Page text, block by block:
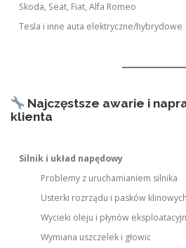
Skoda, Seat, Fiat, Alfa Romeo
Tesla i inne auta elektryczne/hybrydowe
Najczęstsze awarie i
klienta
Silnik i układ napędowy
Problemy z uruchamianiem silnika
Usterki rozrządu i pasków klinowych
Wycieki oleju i płynów
Wymiana uszczelek i głowic